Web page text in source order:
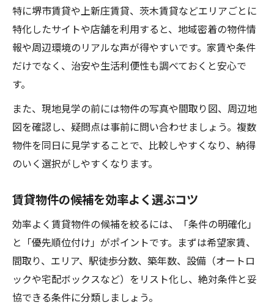
ファミリーが安心できる賃貸環境の条件
特に堺市賃貸や上新庄賃貸、茨木賃貸などエリアごとに
特化したサイトや店舗を利用すると、地域密着の物件情
報や周辺環境のリアルな声が得やすいです。家賃や条件
だけでなく、治安や生活利便性も調べておくと安心で
す。
また、現地見学の前には物件の写真や間取り図、周辺地
図を確認し、疑問点は事前に問い合わせましょう。複数
物件を同日に見学することで、比較しやすくなり、納得
のいく選択がしやすくなります。
賃貸物件の候補を効率よく選ぶコツ
効率よく賃貸物件の候補を絞るには、「条件の明確化」
と「優先順位付け」がポイントです。まずは希望家賃、
間取り、エリア、駅徒歩分数、築年数、設備（オートロ
ックや宅配ボックスなど）をリスト化し、絶対条件と妥
協できる条件に分類しましょう。